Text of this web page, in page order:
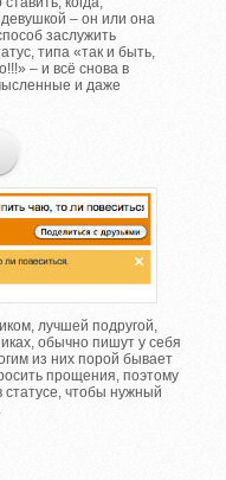
– он или она
заслужить
типа «так и быть,
– и всё снова в
и даже
лучшей подругой,
обычно пишут у себя
из них порой бывает
прощения, поэтому
статусе, чтобы нужный